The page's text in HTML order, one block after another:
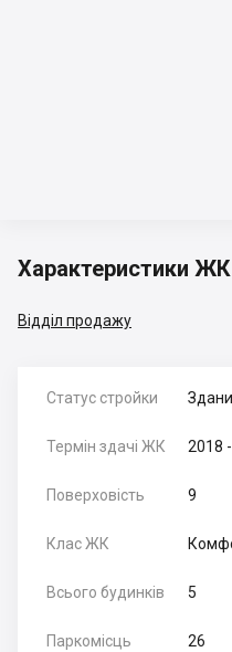
Характеристики ЖК
Відділ продажу
Статус стройки
Термін здачі ЖК 2018
Поверховість 9
Клас ЖК
Всього будинків 5
Паркомісць 26